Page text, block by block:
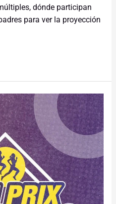
dónde participan
para ver la proyección